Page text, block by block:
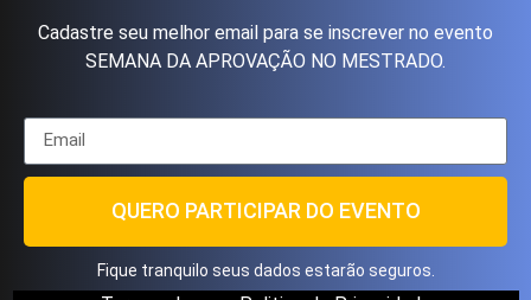
Cadastre seu melhor email para se inscrever no evento
SEMANA DA APROVAÇÃO NO MESTRADO.
QUERO PARTICIPAR DO EVENTO
Fique tranquilo seus dados estarão seguros.